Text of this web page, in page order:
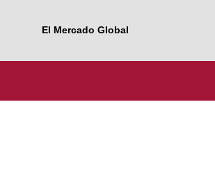
El Mercado Global